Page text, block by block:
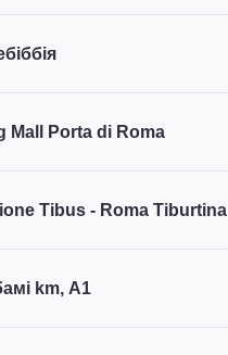
Mall Porta di Roma
Tibus - Roma Tiburtina
km, A1